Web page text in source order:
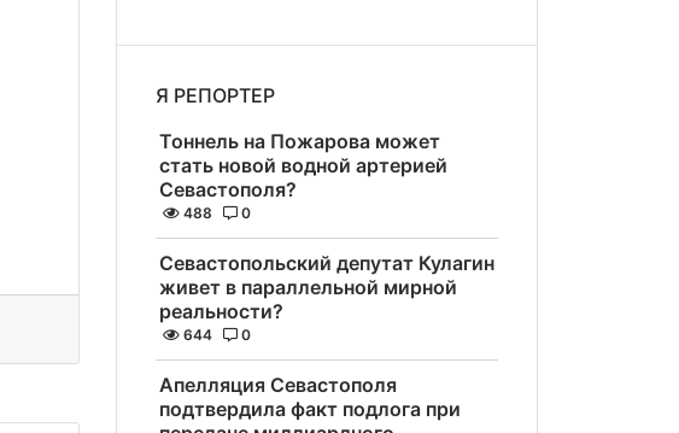
Я РЕПОРТЕР
Тоннель на Пожарова может
стать новой водной артерией
Севастополя?
488 0
Севастопольский депутат Кулагин
живет в параллельной мирной
реальности?
644 0
Апелляция Севастополя
подтвердила факт подлога при